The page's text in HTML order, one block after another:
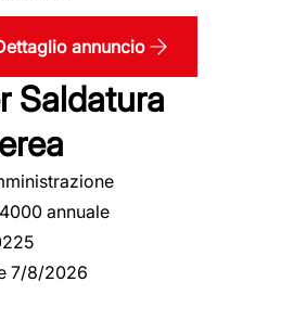
annuncio
Saldatura
annuale
7/8/2026